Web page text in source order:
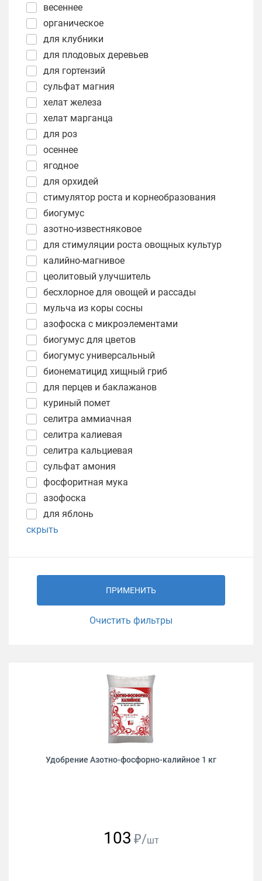
весеннее
органическое
для клубники
для плодовых деревьев
для гортензий
сульфат магния
хелат железа
хелат марганца
для роз
осеннее
ягодное
для орхидей
стимулятор роста и корнеобразования
биогумус
азотно-известняковое
для стимуляции роста овощных культур
калийно-магнивое
цеолитовый улучшитель
бесхлорное для овощей и рассады
мульча из коры сосны
азофоска с микроэлементами
биогумус для цветов
биогумус универсальный
бионематицид хищный гриб
для перцев и баклажанов
куриный помет
селитра аммиачная
селитра калиевая
селитра кальциевая
сульфат амония
фосфоритная мука
азофоска
для яблонь
скрыть
ПРИМЕНИТЬ
Очистить фильтры
Удобрение Азотно-фосфорно-калийное 1 кг
103 ₽/шт